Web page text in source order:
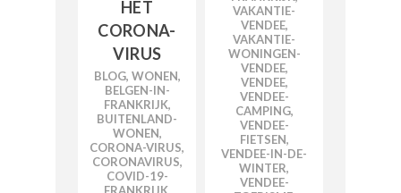
HET
CORONA-
VIRUS
BLOG, WONEN,
BELGEN-IN-
FRANKRIJK,
BUITENLAND-
WONEN,
CORONA-VIRUS,
CORONAVIRUS,
COVID-19-
VAKANTIE-
VENDEE,
VAKANTIE-
WONINGEN-
VENDEE,
VENDEE,
VENDEE-
CAMPING,
VENDEE-
FIETSEN,
VENDEE-IN-DE-
WINTER,
VENDEE-